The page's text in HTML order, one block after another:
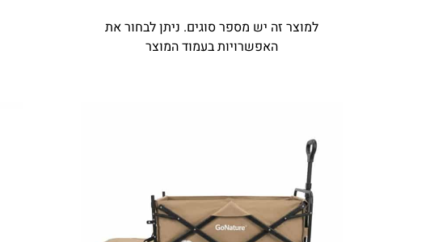
למוצר זה יש מספר סוגים. ניתן לבחור את
האפשרויות בעמוד המוצר